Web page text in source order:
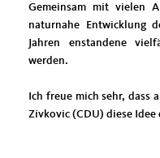
Gemeinsam mit vielen
naturnahe Entwicklung
Jahren enstandene
werden.
Ich freue mich sehr, dass
Zivkovic (CDU) diese